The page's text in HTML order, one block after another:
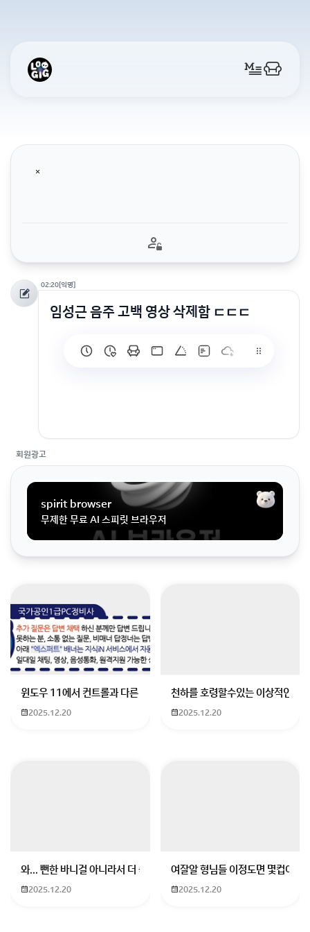
02:20[익명]
임성근 음주 고백 영상 삭제함 ㄷㄷㄷ
https://www.youtube.com/@IMCHEF00/vide
임성근 음주 고백 영상 삭제함 ㄷㄷㄷ
회원가입 혹은 광고 [X]를 누르면 내용이 보입니다
회원광고
spirit browser
무제한 무료 AI 스피릿 브라우저
윈도우 11에서 컨트롤과 다른 키가 같이 안눌림 게임을 하는 중에 컨트
2025.12.20
천하를 호령할수있는 이상적인 몸
2025.12.20
와... 뻔한 바니걸 아니라서 더 좋음
2025.12.20
여잘알 형님들 이정도면 몇컵이에
2025.12.20